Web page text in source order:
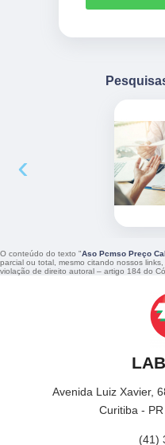
‹
O conteúdo do texto "Aso Pcmso Preço
parcial ou total, mesmo citando nossos
violação de direito autoral – artigo 184 do
Avenida Luiz Xavier,
Curitiba -
(41)